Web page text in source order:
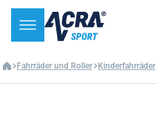
Fahrräder und Roller Kinderfahrräder